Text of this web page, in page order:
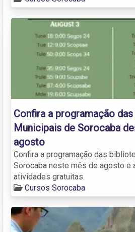
Confira a programação
Municipais de Sorocaba
agosto
Confira a programação das
Sorocaba neste mês de agosto e
atividades gratuitas.
Cursos Sorocaba